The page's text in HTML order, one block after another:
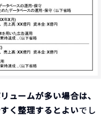
ュームが多い場合は、
く整理するとよいでし